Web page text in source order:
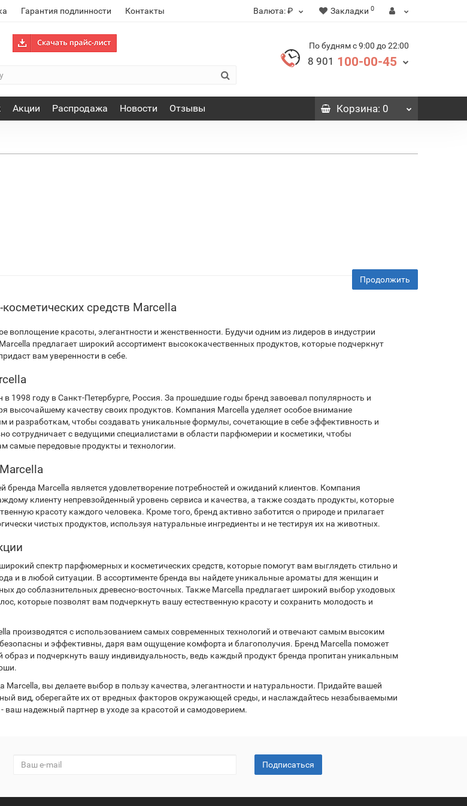
Гарантия подлинности Контакты Валюта:₽ Закладки 0
По будням с 9:00 до 22:00
8 901 100-00-45
Акции Распродажа Новости Отзывы Корзина: 0
Продолжить
средств Marcella
воплощение красоты, элегантности и женственности. Будучи одним из лидеров в индустрии
предлагает широкий ассортимент высококачественных продуктов, которые подчеркнут
вам уверенности в себе.
1998 году в Санкт-Петербурге, Россия. За прошедшие годы бренд завоевал популярность и
высочайшему качеству своих продуктов. Компания Marcella уделяет особое внимание
и разработкам, чтобы создавать уникальные формулы, сочетающие в себе эффективность и
сотрудничает с ведущими специалистами в области парфюмерии и косметики, чтобы
самые передовые продукты и технологии.
бренда Marcella является удовлетворение потребностей и ожиданий клиентов. Компания
клиенту непревзойденный уровень сервиса и качества, а также создать продукты, которые
красоту каждого человека. Кроме того, бренд активно заботится о природе и прилагает
чистых продуктов, используя натуральные ингредиенты и не тестируя их на животных.
спектр парфюмерных и косметических средств, которые помогут вам выглядеть стильно и
и в любой ситуации. В ассортименте бренда вы найдете уникальные ароматы для женщин и
до соблазнительных древесно-восточных. Также Marcella предлагает широкий выбор уходовых
которые позволят вам подчеркнуть вашу естественную красоту и сохранить молодость и
производятся с использованием самых современных технологий и отвечают самым высоким
и эффективны, даря вам ощущение комфорта и благополучия. Бренд Marcella поможет
образ и подчеркнуть вашу индивидуальность, ведь каждый продукт бренда пропитан уникальным
вы делаете выбор в пользу качества, элегантности и натуральности. Придайте вашей
вид, оберегайте их от вредных факторов окружающей среды, и наслаждайтесь незабываемыми
ваш надежный партнер в уходе за красотой и самодоверием.
Подписаться